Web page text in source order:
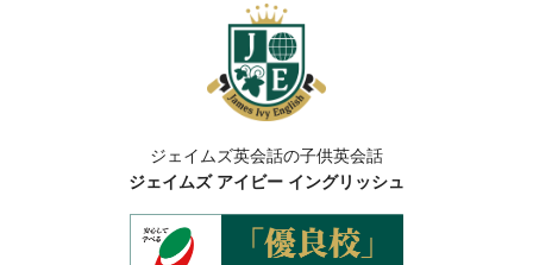
ジェイムズ英会話の子供英会話
ジェイムズ アイビー イングリッシュ